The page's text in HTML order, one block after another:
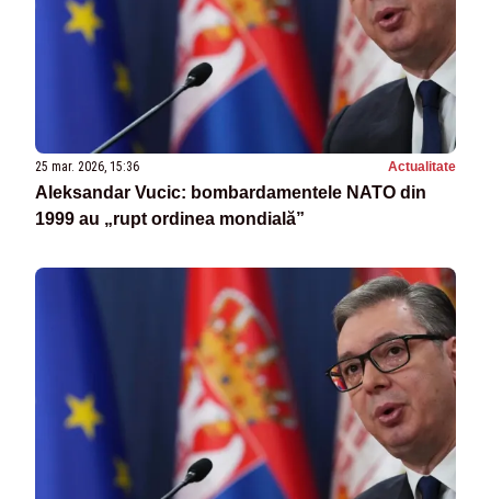
25 mar. 2026, 15:36 Actualitate
Aleksandar Vucic: bombardamentele NATO din
1999 au „rupt ordinea mondială”